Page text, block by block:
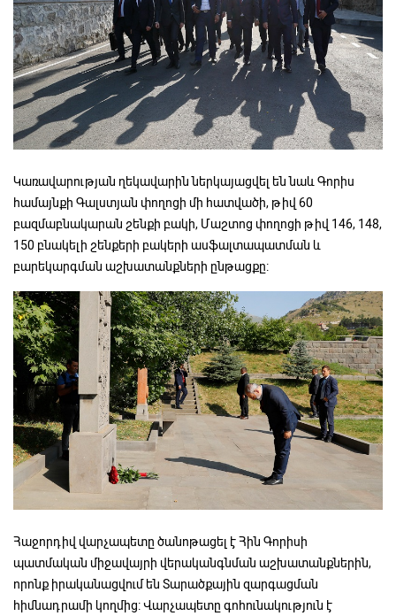
Կառավարության ղեկավարին ներկայացվել են նաև Գորիս
համայնքի Գալստյան փողոցի մի հատվածի, թիվ 60
բազմաբնակարան շենքի բակի, Մաշտոց փողոցի թիվ 146, 148,
150 բնակելի շենքերի բակերի ասֆալտապատման և
բարեկարգման աշխատանքների ընթացքը:
Հաջորդիվ վարչապետը ծանոթացել է Հին Գորիսի
պատմական միջավայրի վերականգնման աշխատանքներին,
որոնք իրականացվում են Տարածքային զարգացման
հիմնադրամի կողմից: Վարչապետը գոհունակություն է